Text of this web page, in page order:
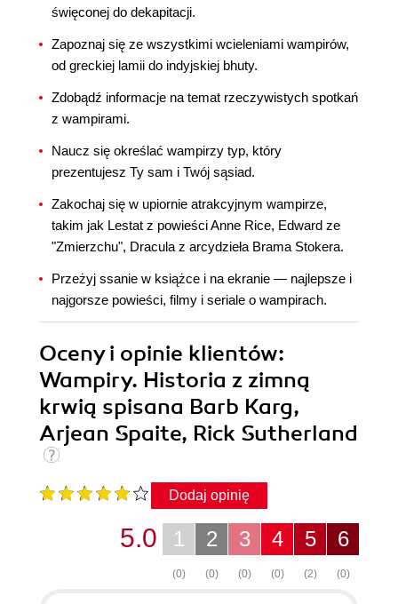
święconej do dekapitacji.
Zapoznaj się ze wszystkimi wcieleniami wampirów,
od greckiej lamii do indyjskiej bhuty.
Zdobądź informacje na temat rzeczywistych spotkań
z wampirami.
Naucz się określać wampirzy typ, który
prezentujesz Ty sam i Twój sąsiad.
Zakochaj się w upiornie atrakcyjnym wampirze,
takim jak Lestat z powieści Anne Rice, Edward ze
"Zmierzchu", Dracula z arcydzieła Brama Stokera.
Przeżyj ssanie w książce i na ekranie — najlepsze i
najgorsze powieści, filmy i seriale o wampirach.
Oceny i opinie klientów:
Wampiry. Historia z zimną
krwią spisana Barb Karg,
Arjean Spaite, Rick Sutherland
Dodaj opinię
6
(0)
5
(2)
4
(0)
3
(0)
2
(0)
1
(0)
5.0